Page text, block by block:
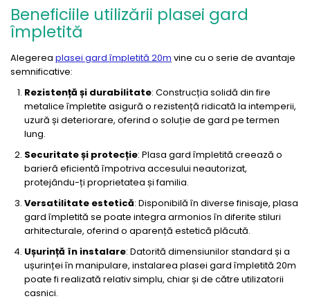
Beneficiile utilizării plasei gard
împletită
Alegerea plasei gard împletită 20m vine cu o serie de avantaje
semnificative:
Rezistență și durabilitate: Construcția solidă din fire
metalice împletite asigură o rezistență ridicată la intemperii,
uzură și deteriorare, oferind o soluție de gard pe termen
lung.
Securitate și protecție: Plasa gard împletită creează o
barieră eficientă împotriva accesului neautorizat,
protejându-ți proprietatea și familia.
Versatilitate estetică: Disponibilă în diverse finisaje, plasa
gard împletită se poate integra armonios în diferite stiluri
arhitecturale, oferind o aparență estetică plăcută.
Ușurință în instalare: Datorită dimensiunilor standard și a
ușurinței în manipulare, instalarea plasei gard împletită 20m
poate fi realizată relativ simplu, chiar și de către utilizatorii
casnici.